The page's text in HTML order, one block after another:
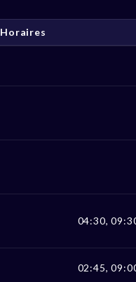
Horaires
04:30,
02:45,